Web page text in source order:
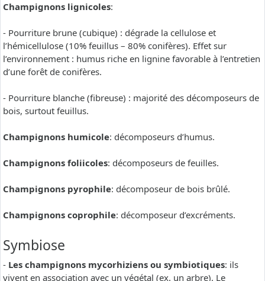
Champignons lignicoles:
- Pourriture brune (cubique) : dégrade la cellulose et
l’hémicellulose (10% feuillus – 80% conifères). Effet sur
l’environnement : humus riche en lignine favorable à l’entretien
d’une forêt de conifères.
- Pourriture blanche (fibreuse) : majorité des décomposeurs de
bois, surtout feuillus.
Champignons humicole: décomposeurs d’humus.
Champignons foliicoles: décomposeurs de feuilles.
Champignons pyrophile: décomposeur de bois brûlé.
Champignons coprophile: décomposeur d’excréments.
Symbiose
- Les champignons mycorhiziens ou symbiotiques: ils
vivent en association avec un végétal (ex. un arbre). Le